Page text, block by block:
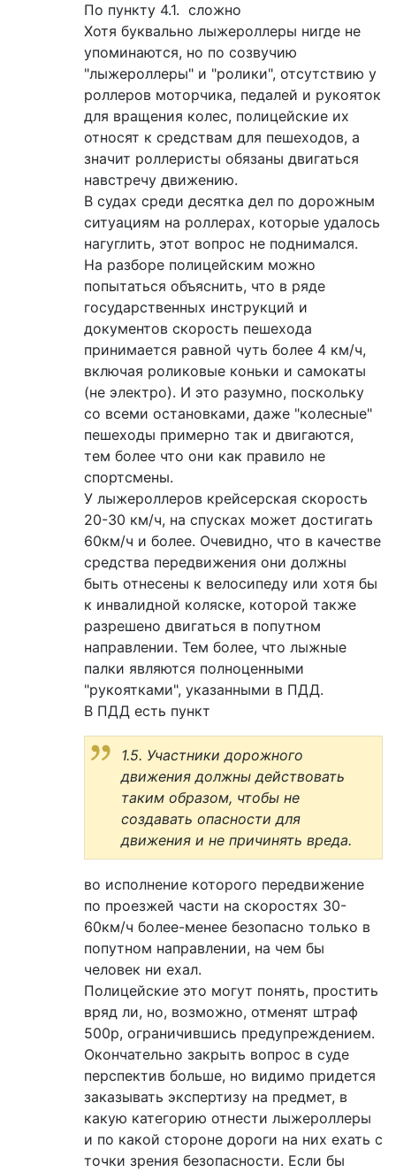
По пункту 4.1. сложно
Хотя буквально лыжероллеры нигде не
упоминаются, но по созвучию
"лыжероллеры" и "ролики", отсутствию у
роллеров моторчика, педалей и рукояток
для вращения колес, полицейские их
относят к средствам для пешеходов, а
значит роллеристы обязаны двигаться
навстречу движению.
В судах среди десятка дел по дорожным
ситуациям на роллерах, которые удалось
нагуглить, этот вопрос не поднимался.
На разборе полицейским можно
попытаться объяснить, что в ряде
государственных инструкций и
документов скорость пешехода
принимается равной чуть более 4 км/ч,
включая роликовые коньки и самокаты
(не электро). И это разумно, поскольку
со всеми остановками, даже "колесные"
пешеходы примерно так и двигаются,
тем более что они как правило не
спортсмены.
У лыжероллеров крейсерская скорость
20-30 км/ч, на спусках может достигать
60км/ч и более. Очевидно, что в качестве
средства передвижения они должны
быть отнесены к велосипеду или хотя бы
к инвалидной коляске, которой также
разрешено двигаться в попутном
направлении. Тем более, что лыжные
палки являются полноценными
"рукоятками", указанными в ПДД.
В ПДД есть пункт
1.5. Участники дорожного
движения должны действовать
таким образом, чтобы не
создавать опасности для
движения и не причинять вреда.
во исполнение которого передвижение
по проезжей части на скоростях 30-
60км/ч более-менее безопасно только в
попутном направлении, на чем бы
человек ни ехал.
Полицейские это могут понять, простить
вряд ли, но, возможно, отменят штраф
500р, ограничившись предупреждением.
Окончательно закрыть вопрос в суде
перспектив больше, но видимо придется
заказывать экспертизу на предмет, в
какую категорию отнести лыжероллеры
и по какой стороне дороги на них ехать с
точки зрения безопасности. Если бы